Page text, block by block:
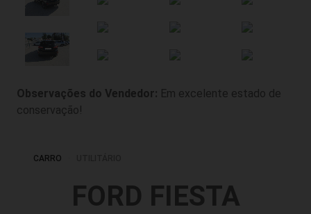
Observações do Vendedor: Em excelente estado de
conservação!
CARRO
FORD FIESTA